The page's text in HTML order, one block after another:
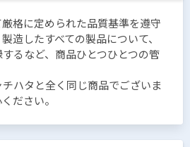
格に定められた品質基準を遵守
造したすべての製品について、
るなど、商品ひとつひとつの管
ハタと全く同じ商品でございま
ださい。